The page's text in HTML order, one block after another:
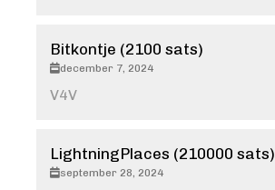
Bitkontje (2100 sats)
december 7, 2024
V4V
LightningPlaces (210000 sats)
september 28, 2024